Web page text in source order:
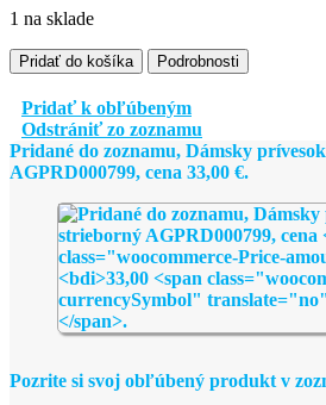
1 na sklade
množstvo
Dámsky
prívesok
strieborný
AGPRD000799
Pridať do košíka Podrobnosti
Pridať k obľúbeným
Odstrániť zo zoznamu
Pridané do zoznamu, Dámsky
AGPRD000799, cena 33,00 €.
Pozrite si svoj obľúbený produkt v